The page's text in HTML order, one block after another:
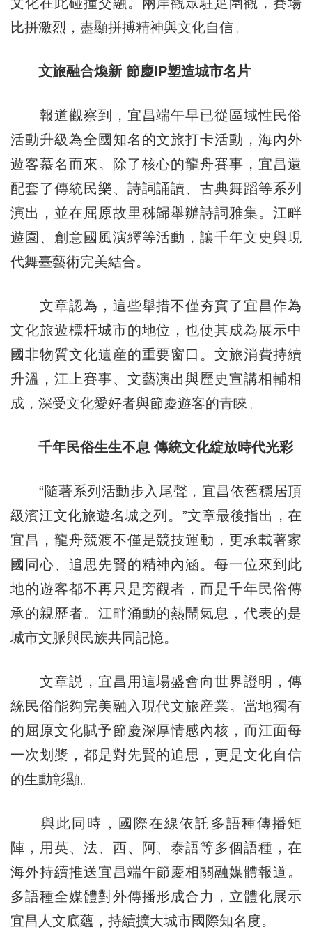
文化在此碰撞交融。兩岸觀眾駐足圍觀，賽場
比拼激烈，盡顯拼搏精神與文化自信。
文旅融合煥新 節慶IP塑造城市名片
報道觀察到，宜昌端午早已從區域性民俗
活動升級為全國知名的文旅打卡活動，海內外
遊客慕名而來。除了核心的龍舟賽事，宜昌還
配套了傳統民樂、詩詞誦讀、古典舞蹈等系列
演出，並在屈原故里秭歸舉辦詩詞雅集。江畔
遊園、創意國風演繹等活動，讓千年文史與現
代舞臺藝術完美結合。
文章認為，這些舉措不僅夯實了宜昌作為
文化旅遊標杆城市的地位，也使其成為展示中
國非物質文化遺産的重要窗口。文旅消費持續
升溫，江上賽事、文藝演出與歷史宣講相輔相
成，深受文化愛好者與節慶遊客的青睞。
千年民俗生生不息 傳統文化綻放時代光彩
“隨著系列活動步入尾聲，宜昌依舊穩居頂
級濱江文化旅遊名城之列。”文章最後指出，在
宜昌，龍舟競渡不僅是競技運動，更承載著家
國同心、追思先賢的精神內涵。每一位來到此
地的遊客都不再只是旁觀者，而是千年民俗傳
承的親歷者。江畔涌動的熱鬧氣息，代表的是
城市文脈與民族共同記憶。
文章説，宜昌用這場盛會向世界證明，傳
統民俗能夠完美融入現代文旅産業。當地獨有
的屈原文化賦予節慶深厚情感內核，而江面每
一次划槳，都是對先賢的追思，更是文化自信
的生動彰顯。
與此同時，國際在線依託多語種傳播矩
陣，用英、法、西、阿、泰語等多個語種，在
海外持續推送宜昌端午節慶相關融媒體報道。
多語種全媒體對外傳播形成合力，立體化展示
宜昌人文底蘊，持續擴大城市國際知名度。